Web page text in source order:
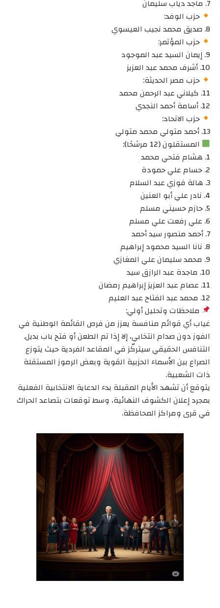
7. ماجد دياب سليمان
حزب الوفد:
8. صديق محمد نجيب العيسوي
حزب المؤتمر:
9. إيمان السيد عبد الموجود
10. أشرف محمد عبد العزيز
حزب مصر الحديثة:
11. كيلاني عبد الرحمن محمد
12. أسامة أحمد النجدي
حزب الاتحاد:
13. أحمد متولي محمد متولي
المستقلون (12 مرشحًا):
1. هشام فتحي محمد
2. حسام علي حمودة
3. هالة فوزي عبد السلام
4. نادر علي أبو العنين
5. حازم حسيني مسلم
6. علي رفعت علي مسلم
7. أحمد منصور سيد أحمد
8. نانا السيد محمود إبراهيم
9. محمد سليمان علي المغازي
10. ماجدة عبد الرازق سيد
11. عصام عبد العزيز إبراهيم رمضان
12. محمد عبد الفتاح عبد العليم
ملاحظات وتحليل أولي:
غياب أي قوائم منافسة يعزز من فرص القائمة الوطنية في
الفوز دون صدام انتخابي، إلا إذا تم الطعن أو فتح باب بديل.
التنافس الحقيقي سيتركّز في المقاعد الفردية حيث يتوزع
الصراع بين الأسماء الحزبية القوية وبعض الرموز المستقلة
ذات الشعبية.
يتوقع أن تشهد الأيام المقبلة بدء الدعاية الانتخابية الفعلية
بمجرد إعلان الكشوف النهائية، وسط توقعات بتصاعد الحراك
في قرى ومراكز المحافظة.